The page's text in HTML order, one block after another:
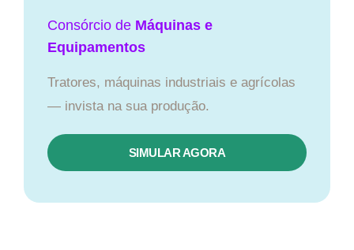
Consórcio de Máquinas e
Equipamentos
Tratores, máquinas industriais e agrícolas
— invista na sua produção.
SIMULAR AGORA